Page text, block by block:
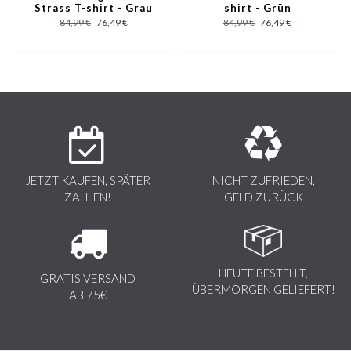
Digitaldrucke, sowie die Qualität der modernen Werkstoffe, die in
Strass T-shirt - Grau
84,99 € 76,49 €
shirt - Grün
84,99 € 76,49 €
JETZT KAUFEN, SPÄTER
ZAHLEN!
NICHT ZUFRIEDEN,
GELD ZURÜCK
GRATIS VERSAND
AB 75€
HEUTE BESTELLT,
ÜBERMORGEN GELIEFERT!